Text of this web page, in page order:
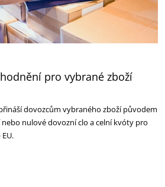
pro vybrané zboží
dovozcům vybraného zboží původem
nulové dovozní clo a celní kvóty pro